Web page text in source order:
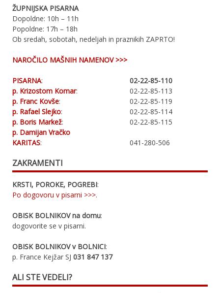
ŽUPNIJSKA PISARNA
Dopoldne: 10h – 11h
Popoldne: 17h – 18h
Ob sredah, sobotah, nedeljah in praznikih ZAPRTO!
NAROČILO MAŠNIH NAMENOV >>>
PISARNA:
02-22-85-110
p. Krizostom Komar:
02-22-85-113
p. Franc Kovše:
02-22-85-119
p. Rafael Slejko:
02-22-85-114
p. Boris Markež:
02-22-85-115
p. Damijan Vračko
KARITAS: 041-280-506
ZAKRAMENTI
KRSTI, POROKE, POGREBI:
Po dogovoru v pisarni >>>.
OBISK BOLNIKOV na domu:
dogovorite se v pisarni.
OBISK BOLNIKOV v BOLNICI:
p. France Kejžar SJ 031 847 137
ALI STE VEDELI?